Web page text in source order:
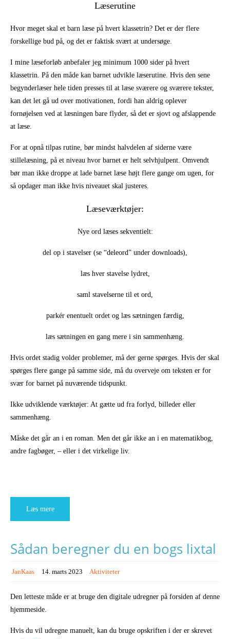
Læserutine
Hvor meget skal et barn læse på hvert klassetrin? Det er der flere
forskellige bud på, og det er faktisk svært at undersøge.
I mine læseforløb anbefaler jeg minimum 1000 sider på hvert
klassetrin. På den måde kan barnet udvikle læserutine. Hvis den sene
begynderlæser hele tiden presses til at læse sværere og sværere tekster,
kan det let gå ud over motivationen, fordi han aldrig oplever
fornøjelsen ved at læsningen bare flyder, så det er sjovt og afslappende
at læse.
For at opnå tilpas rutine, bør mindst halvdelen af siderne være
stillelæsning, på et niveau hvor barnet er helt selvhjulpent. Omvendt
bør man ikke droppe at lade barnet læse højt flere gange om ugen, for
så opdager man ikke hvis niveauet skal justeres.
Læseværktøjer:
Nye ord læses sekventielt:
del op i stavelser (se “deleord” under downloads),
læs hver stavelse lydret,
saml stavelserne til et ord,
parkér enentuelt ordet og læs sætningen færdig,
læs sætningen en gang mere i sin sammenhæng.
Hvis ordet stadig volder problemer, må der gerne spørges. Hvis der skal
spørges flere gange på samme side, må du overveje om teksten er for
svær for barnet på nuværende tidspunkt.
Ikke udviklende værktøjer: At gætte ud fra forlyd, billeder eller
sammenhæng.
Måske det går an i en roman. Men det går ikke an i en matematikbog,
andre fagbøger, – eller i det virkelige liv.
Læs mere
Sådan beregner du en bogs lixtal
JanKaas 14. marts 2023 Aktiviteter
Den letteste måde er at bruge den digitale udregner på forsiden af denne
hjemmeside.
Hvis du vil udregne manuelt, kan du bruge opskriften i der er skrevet